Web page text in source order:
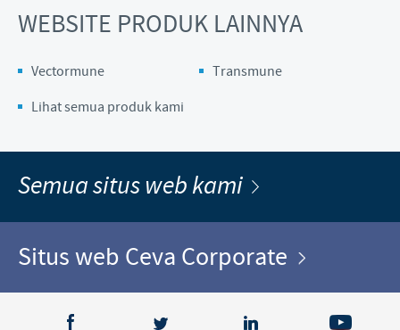
WEBSITE PRODUK LAINNYA
Vectormune
Transmune
Lihat semua produk kami
Semua situs web kami
Situs web Ceva Corporate